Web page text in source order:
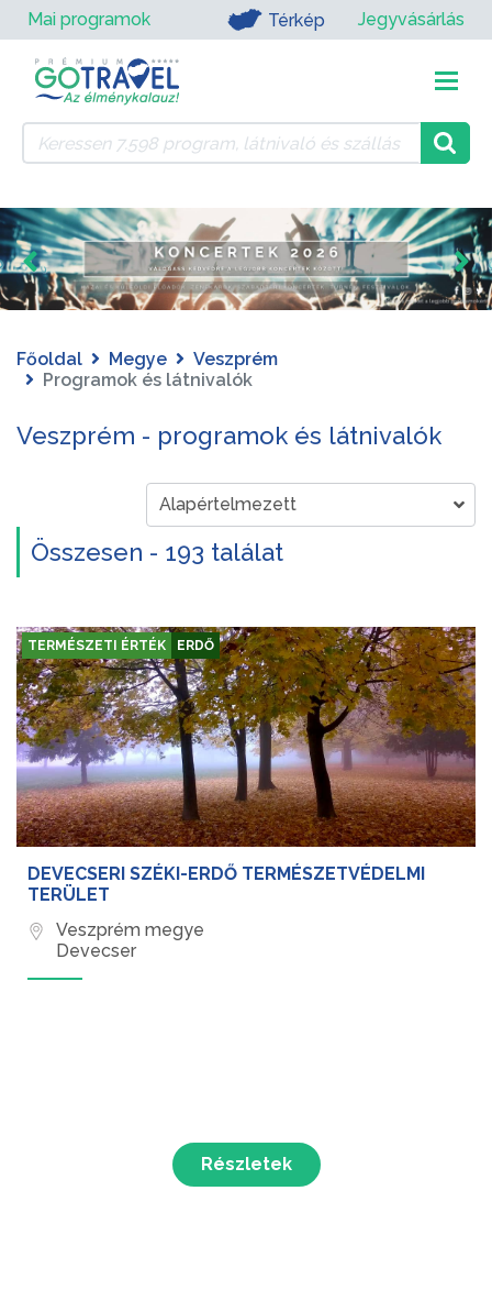
Mai programok Térkép Jegyvásárlás
Főoldal Megye
Veszprém
Programok és látnivalók
Veszprém - programok és látnivalók
Összesen - 193 találat
TERMÉSZETI ÉRTÉK ERDŐ
DEVECSERI SZÉKI-ERDŐ TERMÉSZETVÉDELMI
TERÜLET
Veszprém megye
Devecser
Részletek